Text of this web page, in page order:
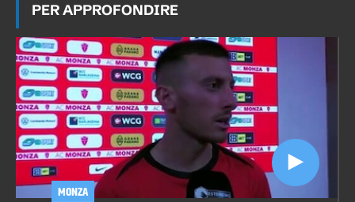
PER APPROFONDIRE
MONZA